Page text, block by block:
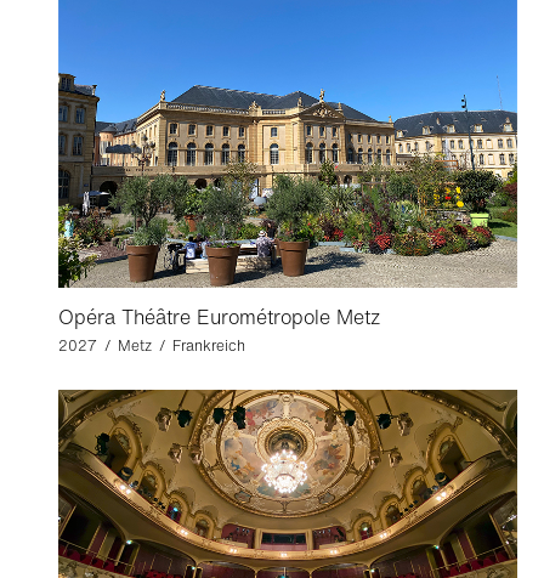
Opéra Théâtre Eurométropole Metz
2027 / Metz / Frankreich